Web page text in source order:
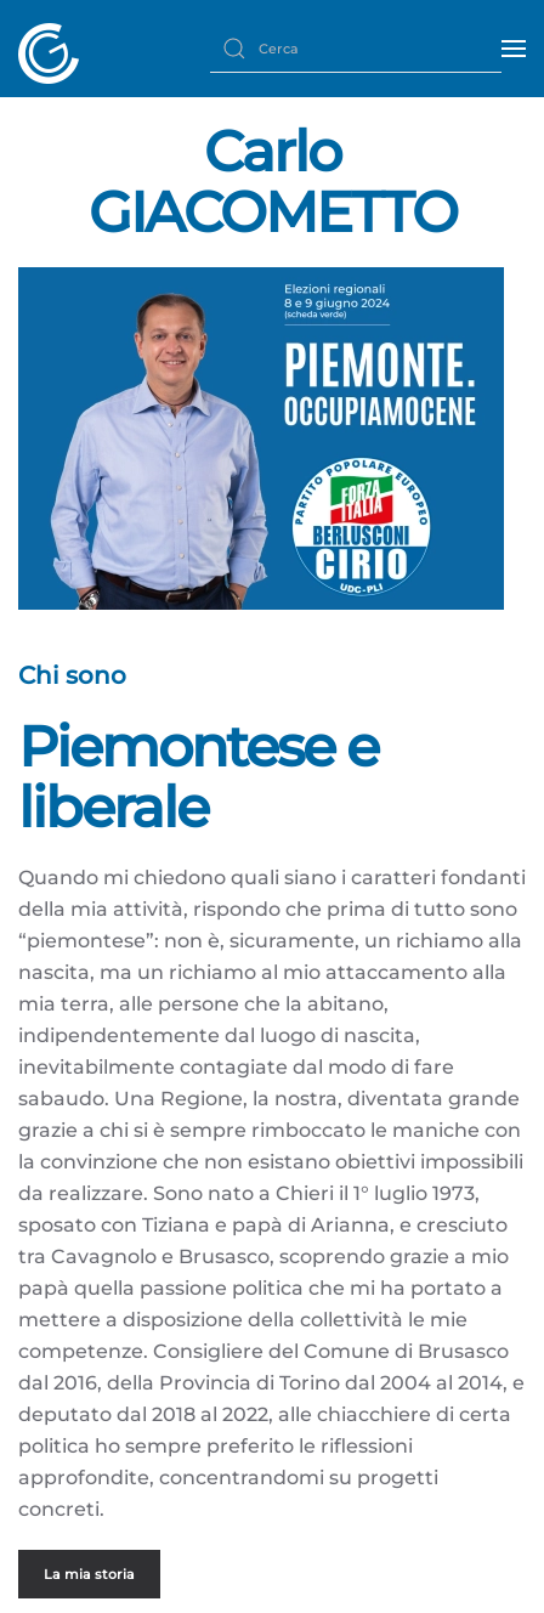
Carlo
GIACOMETTO
Chi sono
Piemontese e
liberale
Quando mi chiedono quali siano i caratteri fondanti
della mia attività, rispondo che prima di tutto sono
“piemontese”: non è, sicuramente, un richiamo alla
nascita, ma un richiamo al mio attaccamento alla
mia terra, alle persone che la abitano,
indipendentemente dal luogo di nascita,
inevitabilmente contagiate dal modo di fare
sabaudo. Una Regione, la nostra, diventata grande
grazie a chi si è sempre rimboccato le maniche con
la convinzione che non esistano obiettivi impossibili
da realizzare. Sono nato a Chieri il 1° luglio 1973,
sposato con Tiziana e papà di Arianna, e cresciuto
tra Cavagnolo e Brusasco, scoprendo grazie a mio
papà quella passione politica che mi ha portato a
mettere a disposizione della collettività le mie
competenze. Consigliere del Comune di Brusasco
dal 2016, della Provincia di Torino dal 2004 al 2014, e
deputato dal 2018 al 2022, alle chiacchiere di certa
politica ho sempre preferito le riflessioni
approfondite, concentrandomi su progetti
concreti.
La mia storia